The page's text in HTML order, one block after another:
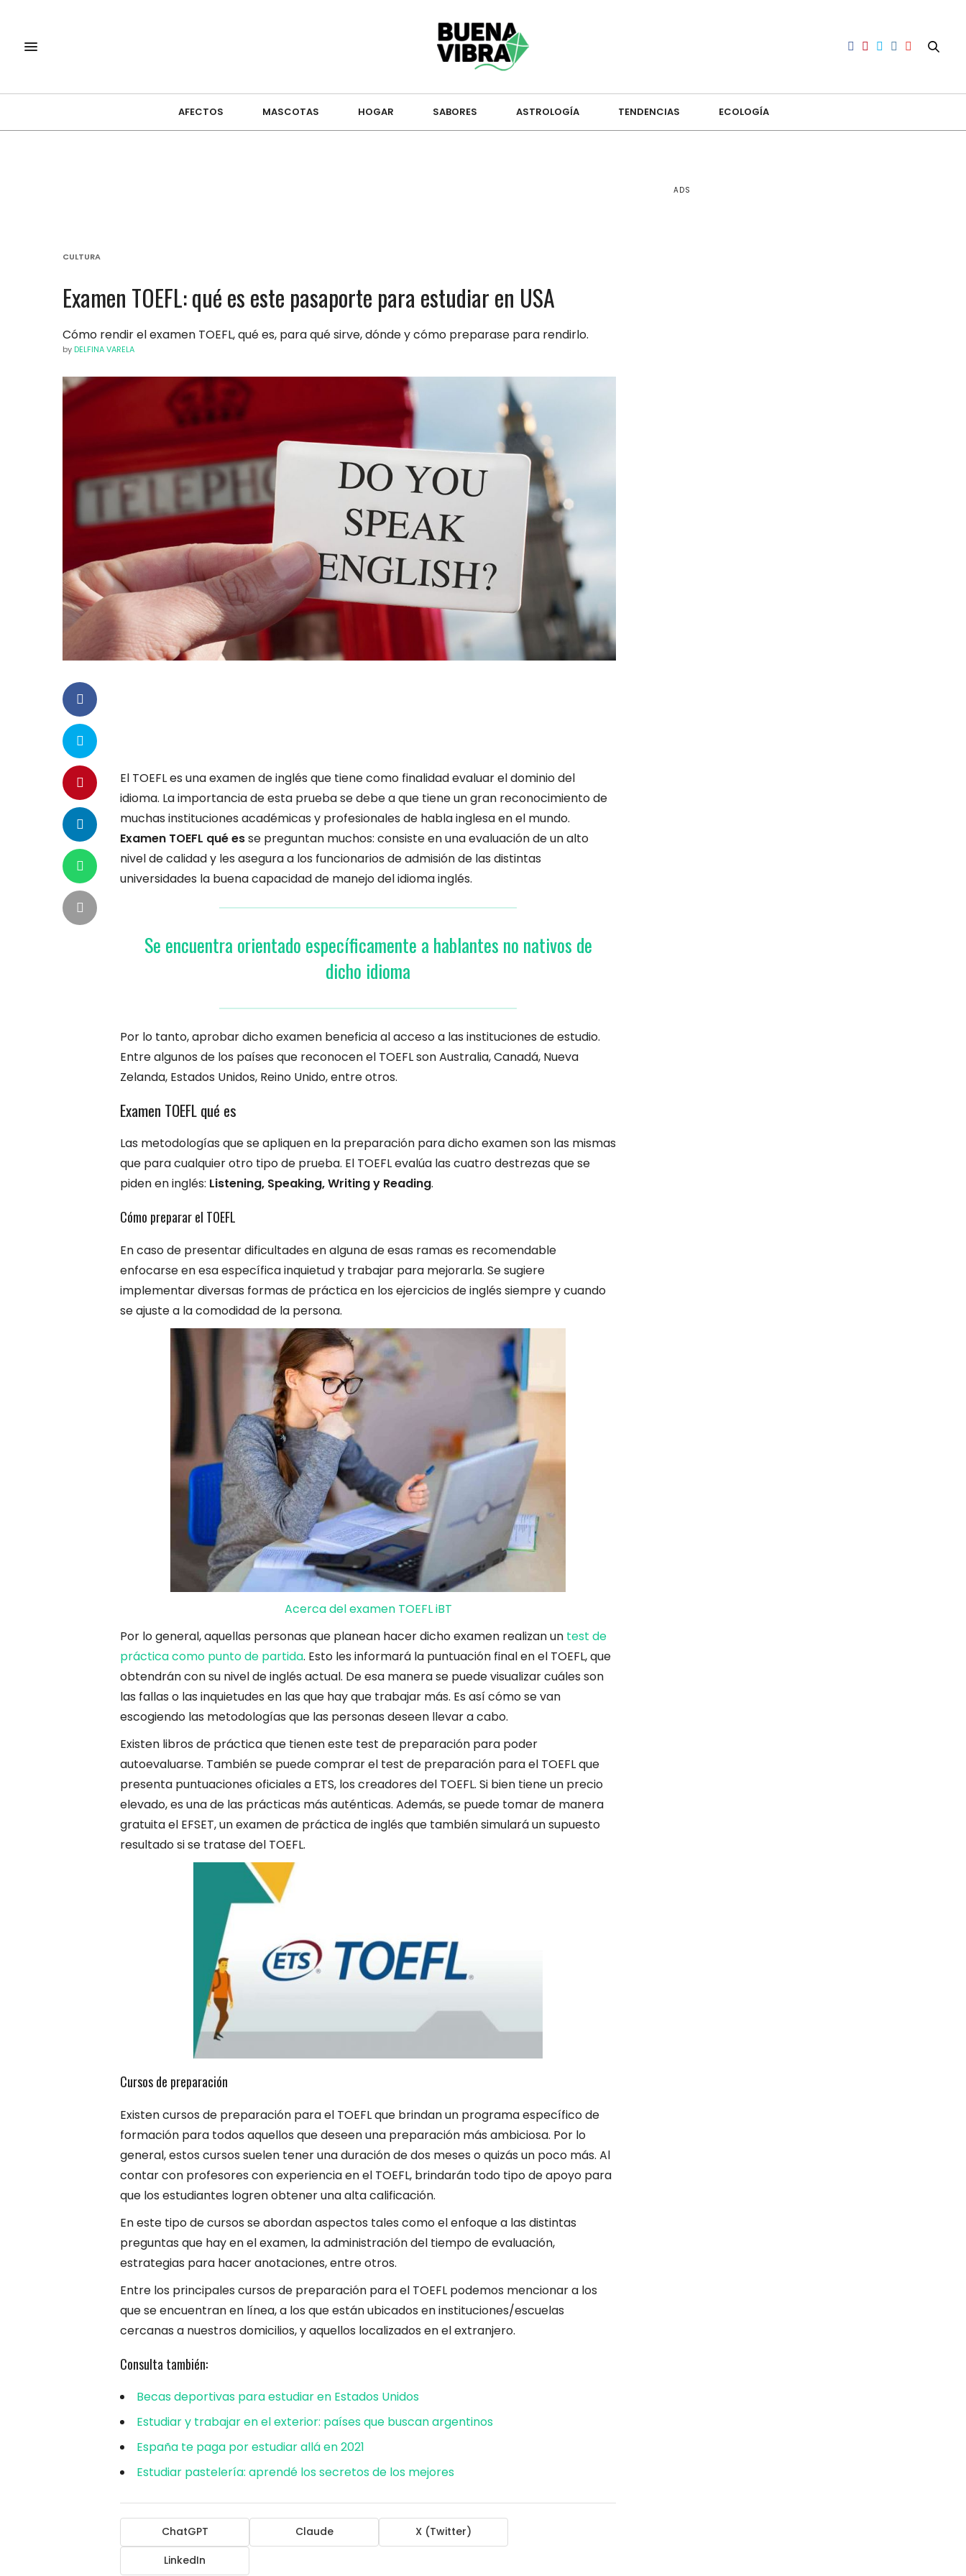
AFECTOS MASCOTAS HOGAR SABORES ASTROLOGÍA TENDENCIAS ECOLOGÍA
CULTURA
Examen TOEFL: qué es este pasaporte para estudiar en USA
Cómo rendir el examen TOEFL, qué es, para qué sirve, dónde y cómo preparase para rendirlo.
by DELFINA VARELA
El TOEFL es una examen de inglés que tiene como finalidad evaluar el dominio del
idioma. La importancia de esta prueba se debe a que tiene un gran reconocimiento de
muchas instituciones académicas y profesionales de habla inglesa en el mundo.
Examen TOEFL qué esse preguntan muchos: consiste en una evaluación de un alto
nivel de calidad y les asegura a los funcionarios de admisión de las distintas
universidades la buena capacidad de manejo del idioma inglés.
Se encuentra orientado específicamente a hablantes no nativos de
dicho idioma
Por lo tanto, aprobar dicho examen beneficia al acceso a las instituciones de estudio.
Entre algunos de los países que reconocen el TOEFL son Australia, Canadá, Nueva
Zelanda, Estados Unidos, Reino Unido, entre otros.
Examen TOEFL qué es
Las metodologías que se apliquen en la preparación para dicho examen son las mismas
que para cualquier otro tipo de prueba. El TOEFL evalúa las cuatro destrezas que se
piden en inglés: Listening, Speaking, Writing y Reading.
Cómo preparar el TOEFL
En caso de presentar dificultades en alguna de esas ramas es recomendable
enfocarse en esa específica inquietud y trabajar para mejorarla. Se sugiere
implementar diversas formas de práctica en los ejercicios de inglés siempre y cuando
se ajuste a la comodidad de la persona.
Acerca del examen TOEFL iBT
Por lo general, aquellas personas que planean hacer dicho examen realizan un test de
práctica como punto de partida. Esto les informará la puntuación final en el TOEFL, que
obtendrán con su nivel de inglés actual. De esa manera se puede visualizar cuáles son
las fallas o las inquietudes en las que hay que trabajar más. Es así cómo se van
escogiendo las metodologías que las personas deseen llevar a cabo.
Existen libros de práctica que tienen este test de preparación para poder
autoevaluarse. También se puede comprar el test de preparación para el TOEFL que
presenta puntuaciones oficiales a ETS, los creadores del TOEFL. Si bien tiene un precio
elevado, es una de las prácticas más auténticas. Además, se puede tomar de manera
gratuita el EFSET, un examen de práctica de inglés que también simulará un supuesto
resultado si se tratase del TOEFL.
Cursos de preparación
Existen cursos de preparación para el TOEFL que brindan un programa específico de
formación para todos aquellos que deseen una preparación más ambiciosa. Por lo
general, estos cursos suelen tener una duración de dos meses o quizás un poco más. Al
contar con profesores con experiencia en el TOEFL, brindarán todo tipo de apoyo para
que los estudiantes logren obtener una alta calificación.
En este tipo de cursos se abordan aspectos tales como el enfoque a las distintas
preguntas que hay en el examen, la administración del tiempo de evaluación,
estrategias para hacer anotaciones, entre otros.
Entre los principales cursos de preparación para el TOEFL podemos mencionar a los
que se encuentran en línea, a los que están ubicados en instituciones/escuelas
cercanas a nuestros domicilios, y aquellos localizados en el extranjero.
Consulta también:
Becas deportivas para estudiar en Estados Unidos
Estudiar y trabajar en el exterior: países que buscan argentinos
España te paga por estudiar allá en 2021
Estudiar pastelería: aprendé los secretos de los mejores
ChatGPT Claude
X (Twitter)
LinkedIn
ADS